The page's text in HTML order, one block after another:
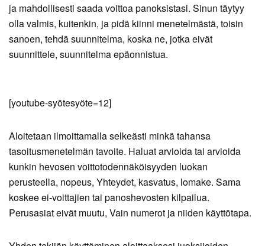
ja mahdollisesti saada voittoa panoksistasi. Sinun täytyy
olla valmis, kuitenkin, ja pidä kiinni menetelmästä, toisin
sanoen, tehdä suunnitelma, koska ne, jotka eivät
suunnittele, suunnitelma epäonnistua.
[youtube-syötesyöte=12]
Aloitetaan ilmoittamalla selkeästi minkä tahansa
tasoitusmenetelmän tavoite. Haluat arvioida tai arvioida
kunkin hevosen voittotodennäköisyyden luokan
perusteella, nopeus, Yhteydet, kasvatus, lomake. Sama
koskee ei-voittajien tai panoshevosten kilpailua.
Perusasiat eivät muutu, Vain numerot ja niiden käyttötapa.